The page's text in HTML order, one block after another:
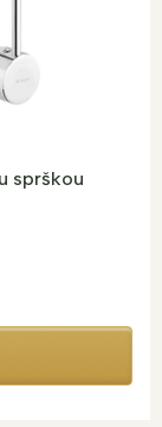
sprškou